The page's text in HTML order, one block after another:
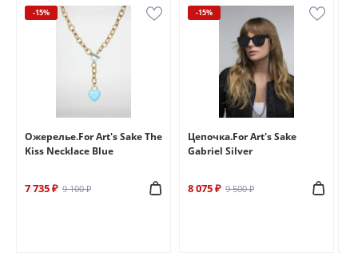
-15%
Ожерелье.For Art's Sake The
Kiss Necklace Blue
7 735 ₽ 9 100 ₽
-15%
Цепочка.For Art's Sake
Gabriel Silver
8 075 ₽ 9 500 ₽